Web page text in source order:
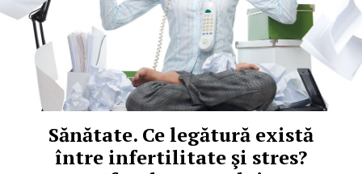
Sănătate. Ce legătură există
între infertilitate şi stres?